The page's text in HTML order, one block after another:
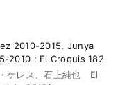
2010-2015, Junya
2010 : El Croquis 182
ケレス、石上純也 El